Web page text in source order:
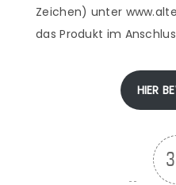
Zeichen) unter
das Produkt im
HIER